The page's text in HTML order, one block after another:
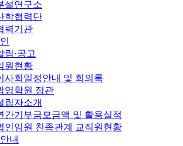
설연구소
학협력단
력기관
림·공고
원현황
사회일정안내 및 회의록
영학원 정관
립자소개
간기부금모금액 및 활용실적
인임원 친족관계 교직원현황
내